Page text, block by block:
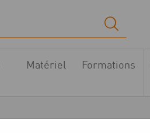
Matériel Formations